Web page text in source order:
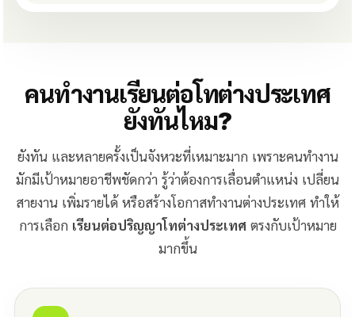
คนทำงานเรียนต่อโทต่างประเทศ
ยังทันไหม?
ยังทัน และหลายครั้งเป็นจังหวะที่เหมาะมาก เพราะคนทำงาน
มักมีเป้าหมายอาชีพชัดกว่า รู้ว่าต้องการเลื่อนตำแหน่ง เปลี่ยน
สายงาน เพิ่มรายได้ หรือสร้างโอกาสทำงานต่างประเทศ ทำให้
การเลือก เรียนต่อปริญญาโทต่างประเทศตรงกับเป้าหมาย
มากขึ้น